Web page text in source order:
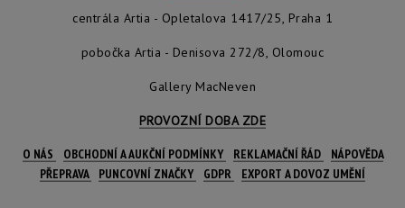
centrála Artia - Opletalova 1417/25, Praha 1
pobočka Artia - Denisova 272/8, Olomouc
Gallery MacNeven
PROVOZNÍ DOBA ZDE
O NÁS OBCHODNÍ A AUKČNÍ PODMÍNKY REKLAMAČNÍ ŘÁD
NÁPOVĚDA
PŘEPRAVA
PUNCOVNÍ ZNAČKY GDPR EXPORT A DOVOZ UMĚNÍ